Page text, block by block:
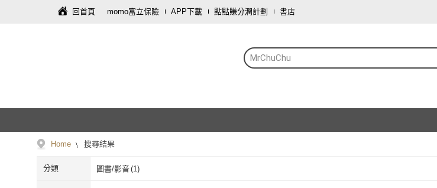
回首頁 momo富立保險 APP下載 點點賺分潤計劃 書店
MrChuChu
Home 搜尋結果
分類 圖書/影音(1)